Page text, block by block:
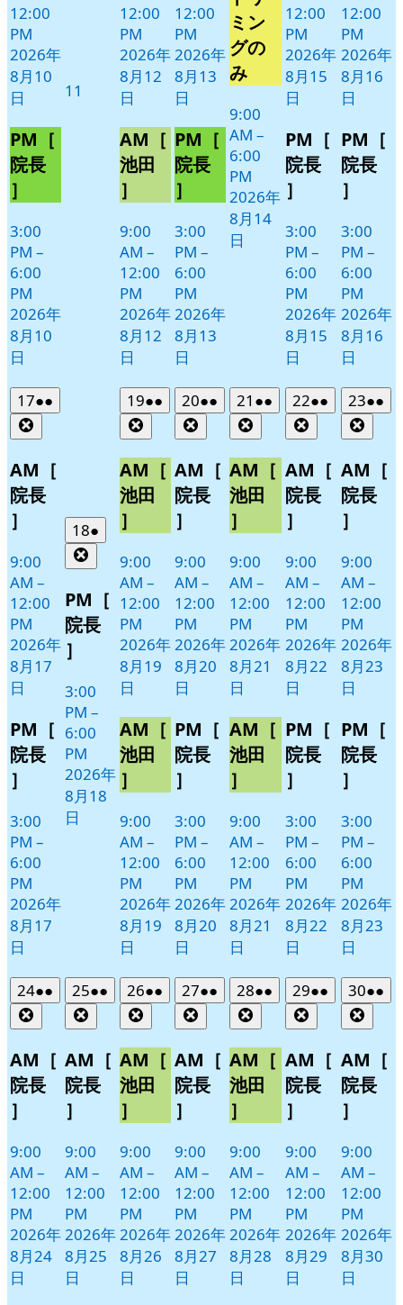
12:00
PM
2026年
8月10
日
PM［
院長
］
3:00
PM –
6:00
PM
2026年
8月10
日
11
12:00
PM
2026年
8月12
日
AM［
池田
］
9:00
AM –
12:00
PM
2026年
8月12
日
12:00
PM
2026年
8月13
日
PM［
院長
］
3:00
PM –
6:00
PM
2026年
8月13
日
14
日
ト)
ミン
グの
み
9:00
AM –
6:00
PM
2026年
8月14
日
12:00
PM
2026年
8月15
日
PM［
院長
］
3:00
PM –
6:00
PM
2026年
8月15
日
12:00
PM
2026年
8月16
日
PM［
院長
］
3:00
PM –
6:00
PM
2026年
8月16
日
172026
年
8
月
17
日
●●
件
イ
ベ
AM［
院長
］
9:00
AM –
12:00
PM
2026年
8月17
日
PM［
院長
］
3:00
PM –
6:00
PM
2026年
8月17
日
182026
年
8
月
18
日
●
件
イ
ベ
ン
Close
PM［
院長
］
3:00
PM –
6:00
PM
2026年
8月18
日
192026
年
8
月
19
日
●●
件
の
イ
ベ
ン
ト)
AM［
池田
］
9:00
AM –
12:00
PM
2026年
8月19
日
AM［
池田
］
9:00
AM –
12:00
PM
2026年
8月19
日
202026
年
8
月
20
日
●●
件
の
イ
ベ
ン
ト)
AM［
院長
］
9:00
AM –
12:00
PM
2026年
8月20
日
PM［
院長
］
3:00
PM –
6:00
PM
2026年
8月20
日
21 2026
年
8
月
21
日
●●
件
の
イ
ベ
ン
ト)
AM［
池田
］
9:00
AM –
12:00
PM
2026年
8月21
日
AM［
池田
］
9:00
AM –
12:00
PM
2026年
8月21
日
222026
年
8
月
22
日
●●
件
の
イ
ベ
ン
ト)
AM［
院長
］
9:00
AM –
12:00
PM
2026年
8月22
日
PM［
院長
］
3:00
PM –
6:00
PM
2026年
8月22
日
232026
年
8
月
23
日
●●
件
イ
ベ
AM［
院長
］
9:00
AM –
12:00
PM
2026年
8月23
日
PM［
院長
］
3:00
PM –
6:00
PM
2026年
8月23
日
242026
年
8
月
24
日
●●
件
の
イ
ベ
ン
ト)
AM［
院長
］
9:00
AM –
12:00
PM
2026年
8月24
日
252026
年
8
月
25
日
●●
件
の
イ
ベ
ン
ト)
AM［
院長
］
9:00
AM –
12:00
PM
2026年
8月25
日
262026
年
8
月
26
日
●●
件
の
イ
ベ
ン
ト)
AM［
池田
］
9:00
AM –
12:00
PM
2026年
8月26
日
272026
年
8
月
27
日
●●
件
の
イ
ベ
ン
ト)
AM［
院長
］
9:00
AM –
12:00
PM
2026年
8月27
日
282026
年
8
月
28
日
●●
件
の
イ
ベ
ン
ト)
AM［
池田
］
9:00
AM –
12:00
PM
2026年
8月28
日
292026
年
8
月
29
日
●●
件
の
イ
ベ
ン
ト)
AM［
院長
］
9:00
AM –
12:00
PM
2026年
8月29
日
302026
年
8
月
30
日
●●
件
イ
ベ
AM［
院長
］
9:00
AM –
12:00
PM
2026年
8月30
日